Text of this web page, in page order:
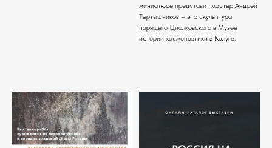
миниатюре представит мастер Андрей
Тыртышников – это скульптура
парящего Циолковского в Музее
истории космонавтики в Калуге.